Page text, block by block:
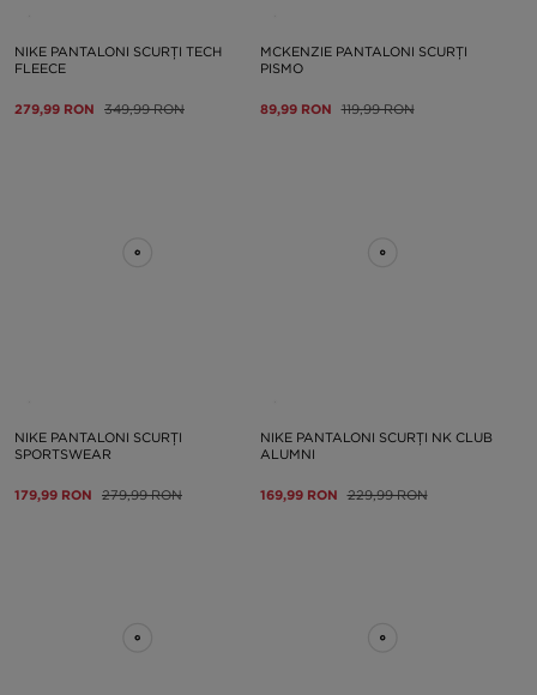
NIKE PANTALONI SCURȚI TECH
FLEECE
279,99 RON 349,99 RON
MCKENZIE PANTALONI SCURȚI
PISMO
89,99 RON 119,99 RON
NIKE PANTALONI SCURȚI
SPORTSWEAR
179,99 RON 279,99 RON
NIKE PANTALONI SCURȚI NK CLUB
ALUMNI
169,99 RON 229,99 RON